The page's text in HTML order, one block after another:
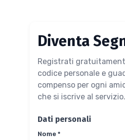
Diventa
Registrati
codice personale e
compenso per ogni
che si iscrive al servizio.
Dati personali
Nome *